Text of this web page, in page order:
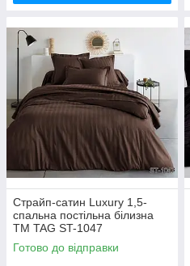
Страйп-сатин Luxury 1,5-
спальна постільна білизна
ТМ TAG ST-1047
Готово до відправки